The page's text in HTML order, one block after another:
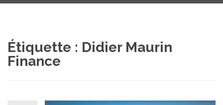
Étiquette : Didier Maurin
Finance